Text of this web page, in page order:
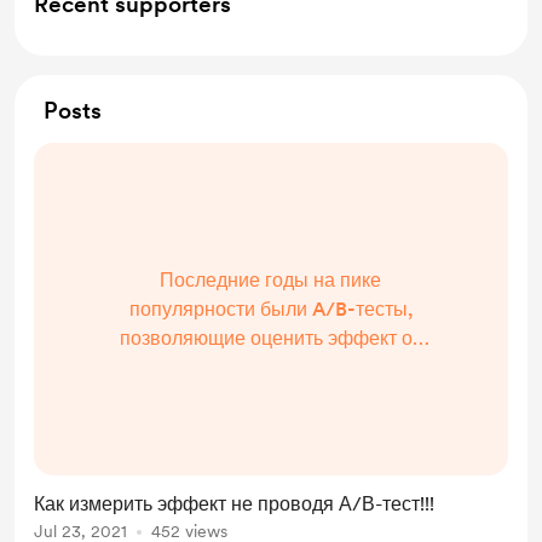
Posts
Последние годы на пике
популярности были A/B-тесты,
позволяющие оценить эффект от
Как измерить эффект не проводя А/В-тест!!!
Jul 23, 2021 452 views